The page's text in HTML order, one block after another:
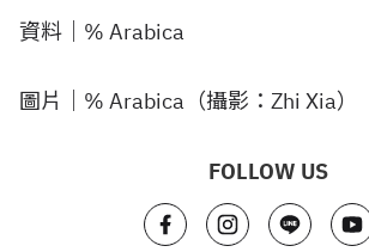
資料｜% Arabica
圖片｜% Arabica（攝影：Zhi Xia）
FOLLOW US